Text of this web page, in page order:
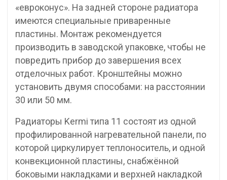
«евроконус». На задней стороне радиатора
имеются специальные приваренные
пластины. Монтаж рекомендуется
производить в заводской упаковке, чтобы не
повредить прибор до завершения всех
отделочных работ. Кронштейны можно
установить двумя способами: на расстоянии
30 или 50 мм.
Радиаторы Kermi типа 11 состоят из одной
профилированной нагревательной панели, по
которой циркулирует теплоноситель, и одной
конвекционной пластины, снабжённой
боковыми накладками и верхней накладкой